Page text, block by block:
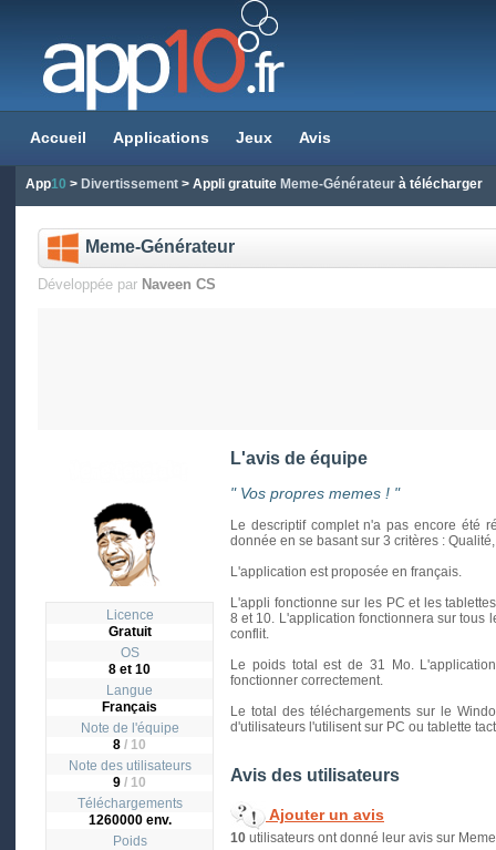
Accueil Applications Jeux Avis
App10 > Divertissement > Appli gratuite Meme-Générateur à télécharger
Meme-Générateur
Développée par Naveen CS
Licence
Gratuit
OS
8 et 10
Langue
Français
Note de l'équipe
8 / 10
Note des utilisateurs
9 / 10
Téléchargements
1260000 env.
Poids
L'avis de équipe
" Vos propres memes ! "
Le descriptif complet n'a pas encore été
donnée en se basant sur 3 critères :
L'application est proposée en français.
L'appli fonctionne sur les PC et les
8 et 10. L'application fonctionnera sur tous
conflit.
Le poids total est de 31 Mo.
fonctionner correctement.
Le total des téléchargements sur le
d'utilisateurs l'utilisent sur PC ou tablette
Avis des utilisateurs
Ajouter un avis
10 utilisateurs ont donné leur avis sur